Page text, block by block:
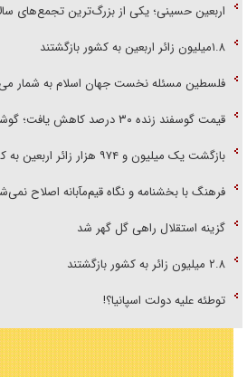
اربعین حسینی؛ یکی از بزرگ‌ترین تجمع‌های
۱.۸میلیون زائر اربعین به کشور بازگشتند
فلسطین مسئله نخست جهان اسلام به شمار
قیمت گوسفند زنده ۳۰ درصد کاهش یافت؛ گوشت ارزان نشد
بازگشت یک میلیون و ۹۷۴ هزار زائر اربعین به کشور
فرهنگ با بخشنامه و نگاه قیم‌مآبانه اصلاح
گزینه استقلال راهی گل گهر شد
۲.۸ میلیون زائر به کشور بازگشتند
توطئه علیه دولت اسپانیا؟!